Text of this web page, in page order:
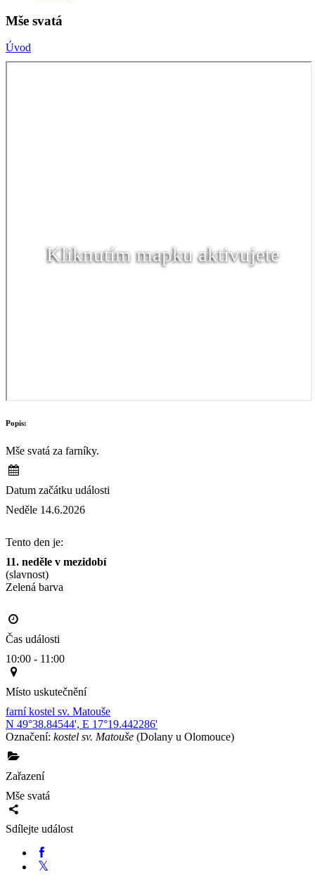
Mše svatá
Úvod
Kliknutím mapku aktivujete
Popis:
Mše svatá za farníky.
Datum začátku události
Neděle 14.6.2026
Tento den je:
11. neděle v mezidobí
(slavnost)
Zelená barva
Čas události
10:00 - 11:00
Místo uskutečnění
farní kostel sv. Matouše
N 49°38.84544', E 17°19.442286'
Označení: kostel sv. Matouše (Dolany u Olomouce)
Zařazení
Mše svatá
Sdílejte událost